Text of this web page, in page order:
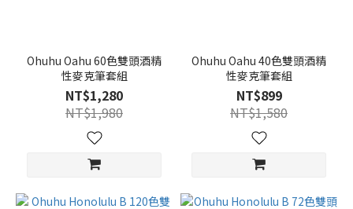
Ohuhu Oahu 60色雙頭酒精
性麥克筆套組
NT$1,280
NT$1,980
Ohuhu Oahu 40色雙頭酒精
性麥克筆套組
NT$899
NT$1,580